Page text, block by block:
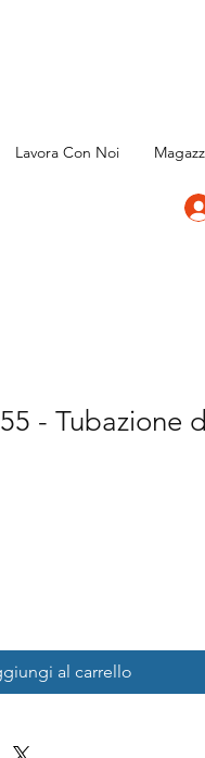
Lavora Con Noi
- Tubazione
al carrello